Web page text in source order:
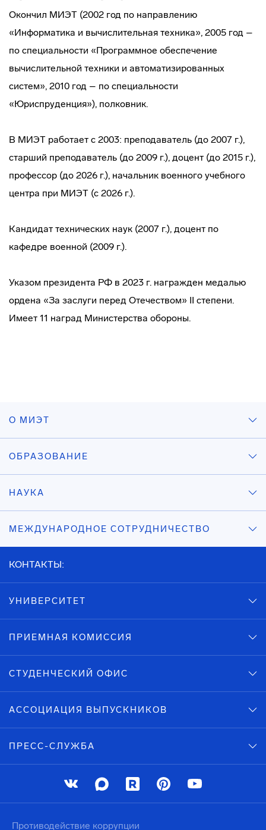
Окончил МИЭТ (2002 год по направлению
«Информатика и вычислительная техника», 2005 год –
по специальности «Программное обеспечение
вычислительной техники и автоматизированных
систем», 2010 год – по специальности
«Юриспруденция»), полковник.
В МИЭТ работает с 2003: преподаватель (до 2007 г.),
старший преподаватель (до 2009 г.), доцент (до 2015 г.),
профессор (до 2026 г.), начальник военного учебного
центра при МИЭТ (с 2026 г.).
Кандидат технических наук (2007 г.), доцент по
кафедре военной (2009 г.).
Указом президента РФ в 2023 г. награжден медалью
ордена «За заслуги перед Отечеством» II степени.
Имеет 11 наград Министерства обороны.
О МИЭТ
ОБРАЗОВАНИЕ
НАУКА
МЕЖДУНАРОДНОЕ СОТРУДНИЧЕСТВО
КОНТАКТЫ:
УНИВЕРСИТЕТ
ПРИЕМНАЯ КОМИССИЯ
СТУДЕНЧЕСКИЙ ОФИС
АССОЦИАЦИЯ ВЫПУСКНИКОВ
ПРЕСС-СЛУЖБА
Противодействие коррупции